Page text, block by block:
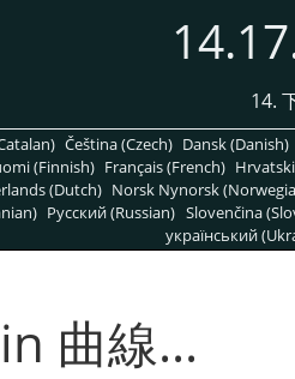
14.
Čeština (Czech) Dansk (Danish)
(Finnish) Français (French)
(Dutch) Norsk Nynorsk
Pусский (Russian) Slovenčina
український
曲線...